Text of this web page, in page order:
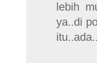
lebih
ya..di